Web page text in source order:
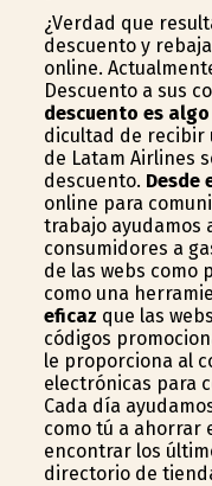
¿Verdad que
descuento y
online.
Descuento a sus
descuento es
dificultad de
de Latam Airlines
descuento. Desde
online para
trabajo ayudamos
consumidores a
de las webs como
como una
eficaz que las
códigos
le proporciona al
electrónicas para
Cada día
como tú a ahorrar
encontrar los
directorio de